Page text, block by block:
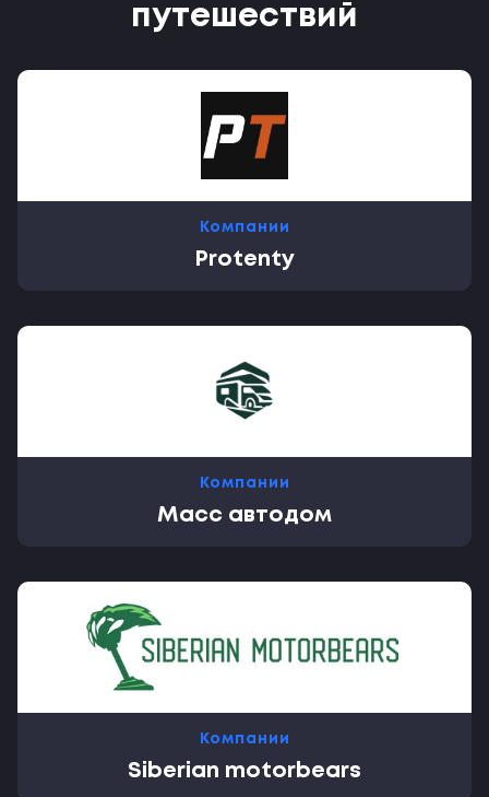
путешествий
Компании
Protenty
Компании
Масс автодом
Компании
Siberian motorbears